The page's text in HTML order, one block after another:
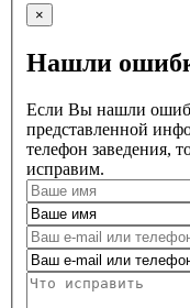
×
Нашли
Если Вы нашли
представленной
телефон заведения,
исправим.